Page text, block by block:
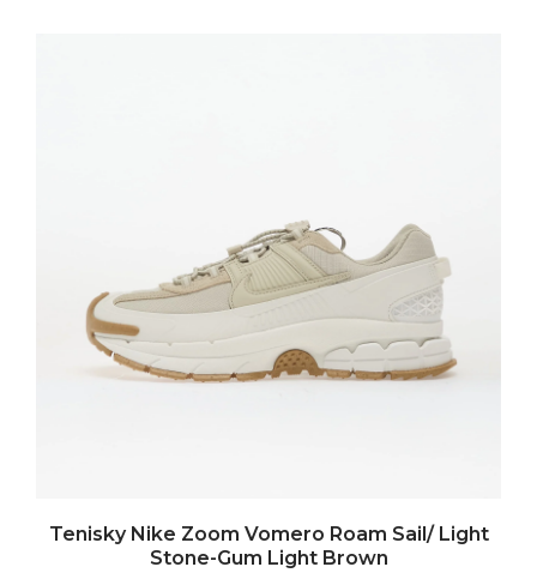
Tenisky Nike Zoom Vomero Roam Sail/ Light
Stone-Gum Light Brown